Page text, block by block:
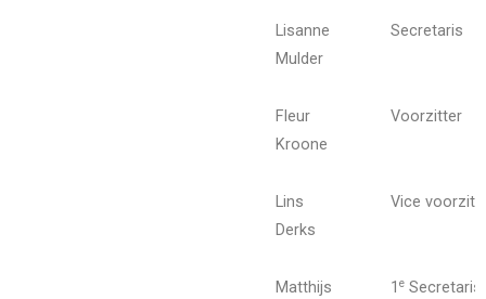
Lisanne
Mulder
Secretaris
Fleur
Kroone
Voorzitter
Lins
Derks
Vice
Matthijs
1 e Secretaris